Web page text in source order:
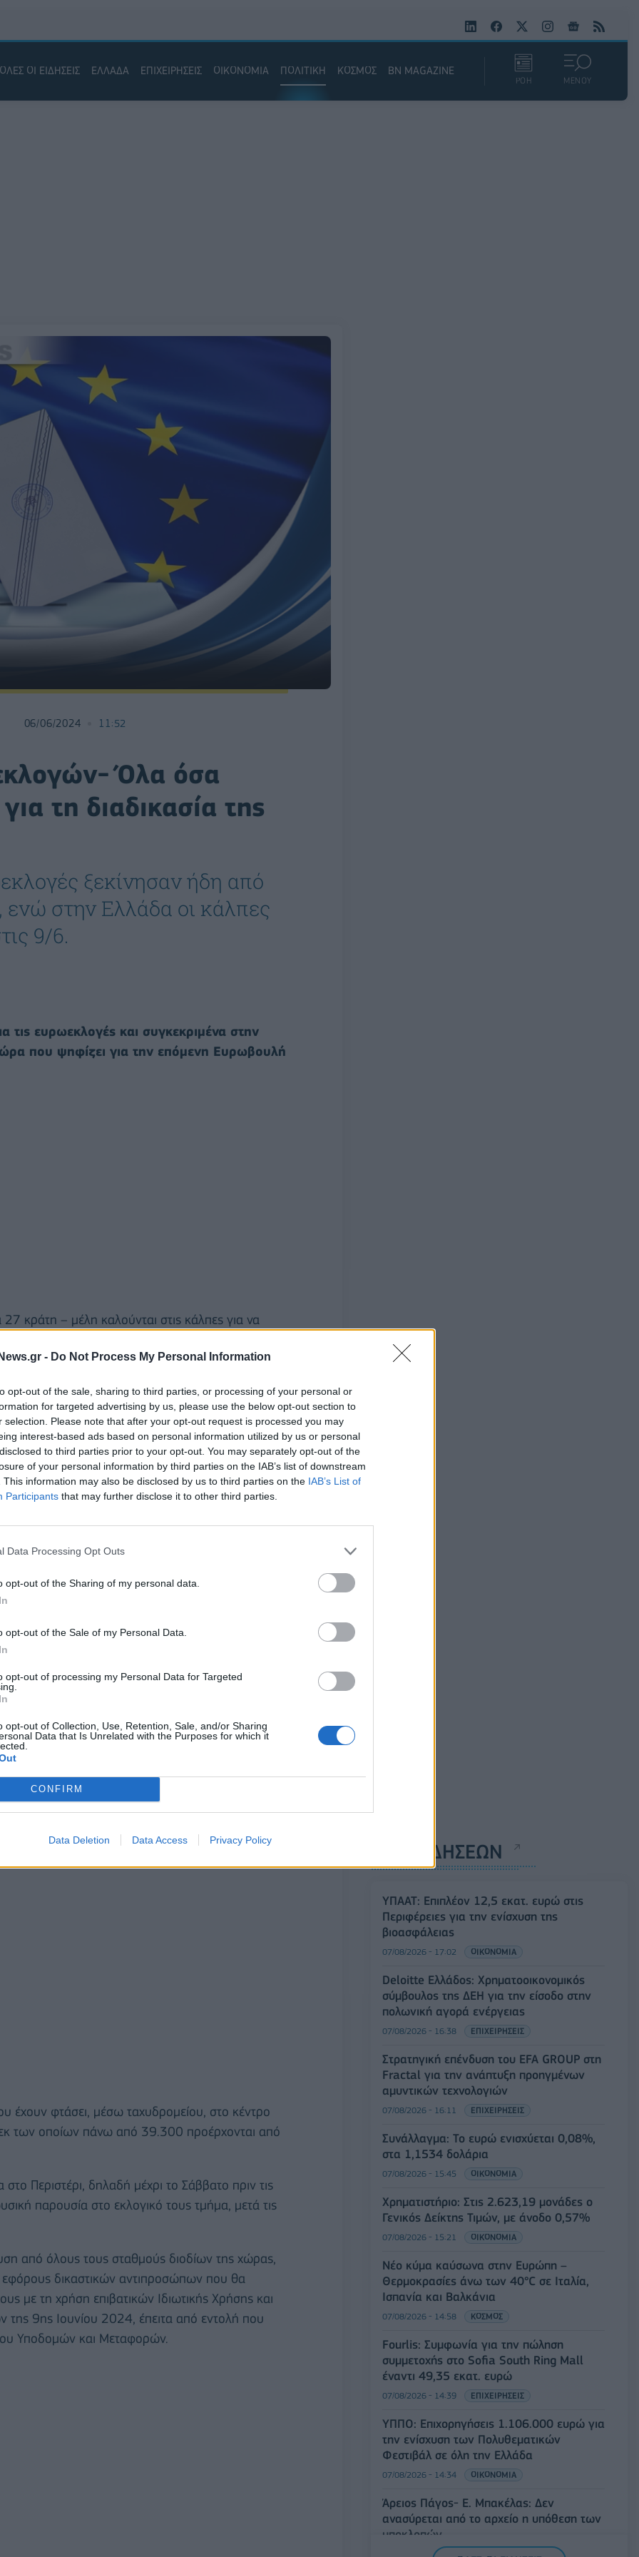
- Do Not Process My Personal Information
opt-out of the sale, sharing to third parties, or processing of your personal or
for targeted advertising by us, please use the below opt-out section to
selection. Please note that after your opt-out request is processed you may
interest-based ads based on personal information utilized by us or personal
to third parties prior to your opt-out. You may separately opt-out of the
of your personal information by third parties on the IAB’s list of downstream
This information may also be disclosed by us to third parties on the IAB’s List of
Participants that may further disclose it to other third parties.
Data Processing Opt Outs
opt-out of the Sharing of my personal data.
opt-out of the Sale of my Personal Data.
opt-out of processing my Personal Data for Targeted
opt-out of Collection, Use, Retention, Sale, and/or Sharing
Data that Is Unrelated with the Purposes for which it
CONFIRM
Data Deletion Data Access Privacy Policy
ΟΛΕΣ ΟΙ ΕΙΔΗΣΕΙΣ ΕΛΛΑΔΑ ΕΠΙΧΕΙΡΗΣΕΙΣ ΟΙΚΟΝΟΜΙΑ ΠΟΛΙΤΙΚΗ ΚΟΣΜΟΣ BN MAGAZINE
ΡΟΗ ΜΕΝΟΥ
06/06/2024 11:52
Όλα όσα
τη διαδικασία της
ξεκίνησαν ήδη από
στην Ελλάδα οι κάλπες
9/6.
τις ευρωεκλογές και συγκεκριμένα στην
που ψηφίζει για την επόμενη Ευρωβουλή
κράτη – μέλη καλούνται στις κάλπες για να
περιόδου του Ευρωπαϊκού Κοινοβουλίου.
και των εκπροσώπων της SingularLogic,
Εσωτερικών η τελική γενική δοκιμή των
2024.
από σήμερα 6/6 στην Ολλανδία, ενώ στην
9/6.
ανακοινώθηκε ότι για την καλύτερη
τα Γραφεία Ταυτοτήτων και τα Γραφεία
τη χώρα, θα λειτουργήσουν, πέραν του
ψήφου – Θα στηθούν 237 εκλογικά
φτάσει, μέσω ταχυδρομείου, στο κέντρο
εκ των οποίων πάνω από 39.300 προέρχονται από
Περιστέρι, δηλαδή μέχρι το Σάββατο πριν τις
παρουσία στο εκλογικό τους τμήμα, μετά τις
από όλους τους σταθμούς διοδίων της χώρας,
εφόρους δικαστικών αντιπροσώπων που θα
με τη χρήση επιβατικών Ιδιωτικής Χρήσης και
9ης Ιουνίου 2024, έπειτα από εντολή που
Υποδομών και Μεταφορών.
ΡΟΗ ΕΙΔΗΣΕΩΝ
ΥΠΑΑΤ: Επιπλέον 12,5 εκατ. ευρώ στις
βιοασφάλειας
07/08/2026 - 17:02 ΟΙΚΟΝΟΜΙΑ
Deloitte Ελλάδος: Χρηματοοικονομικός
πολωνική αγορά ενέργειας
07/08/2026 - 16:38 ΕΠΙΧΕΙΡΗΣΕΙΣ
Στρατηγική επένδυση του EFA GROUP στη
αμυντικών τεχνολογιών
στα 1,1534 δολάρια
Γενικός Δείκτης Τιμών, με άνοδο 0,57%
07/08/2026 - 15:21 ΟΙΚΟΝΟΜΙΑ
Νέο κύμα καύσωνα στην Ευρώπη –
Ισπανία και Βαλκάνια
07/08/2026 - 14:58
Fourlis: Συμφωνία για την πώληση
έναντι 49,35 εκατ. ευρώ
07/08/2026 - 14:39 ΕΠΙΧΕΙΡΗΣΕΙΣ
ΥΠΠΟ: Επιχορηγήσεις 1.106.000 ευρώ για
Φεστιβάλ σε όλη την Ελλάδα
07/08/2026 - 14:34